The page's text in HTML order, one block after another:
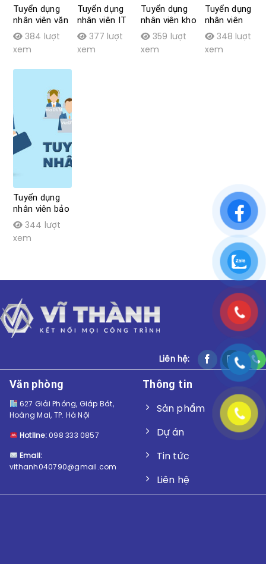
Tuyển dụng
nhân viên văn
phòng
384 lượt
xem
Tuyển dụng
nhân viên IT
377 lượt
xem
Tuyển dụng
nhân viên kho
359 lượt
xem
Tuyển dụng
nhân viên
sales
348 lượt
xem
Tuyển dụng
nhân viên bảo
vệ
344 lượt
xem
Liên hệ:
Văn phòng
627 Giải Phóng, Giáp Bát,
Hoàng Mai, TP. Hà Nội
Hotline:098 333 0857
Email:
vithanh040790@gmail.com
Thông tin
Sản phẩm
Dự án
Tin tức
Liên hệ